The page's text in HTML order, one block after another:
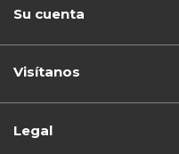
Su cuenta
Visítanos
Legal